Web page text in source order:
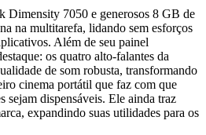
Dimensity 7050 e generosos 8 GB de
na multitarefa, lidando sem esforços
Além de seu painel
os quatro alto-falantes da
de som robusta, transformando
cinema portátil que faz com que
sejam dispensáveis. Ele ainda traz
expandindo suas utilidades para os